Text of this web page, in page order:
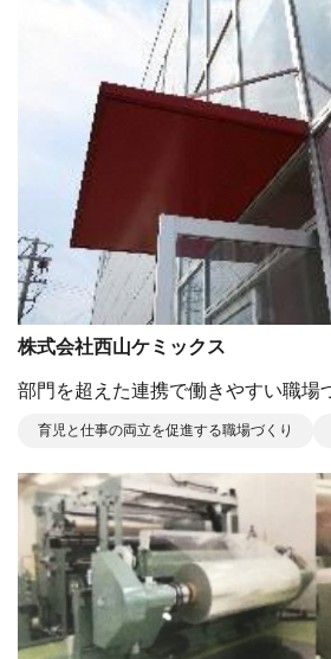
株式会社西山ケミックス
部⾨を超えた連携で働きやすい職場
育児と仕事の両立を促進する職場づくり